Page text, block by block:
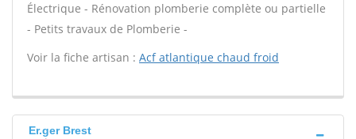
Électrique - Rénovation plomberie complète ou partielle
- Petits travaux de Plomberie -
Voir la fiche artisan : Acf atlantique chaud froid
Er.ger Brest